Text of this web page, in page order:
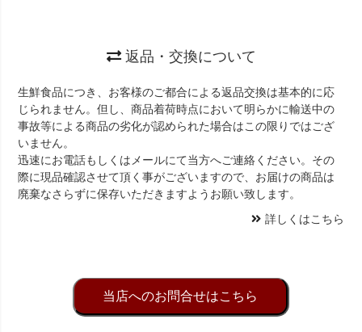
返品・交換について
生鮮食品につき、お客様のご都合による返品交換は基本的に応
じられません。但し、商品着荷時点において明らかに輸送中の
事故等による商品の劣化が認められた場合はこの限りではござ
いません。
迅速にお電話もしくはメールにて当方へご連絡ください。その
際に現品確認させて頂く事がございますので、お届けの商品は
廃棄なさらずに保存いただきますようお願い致します。
詳しくはこちら
当店へのお問合せはこちら